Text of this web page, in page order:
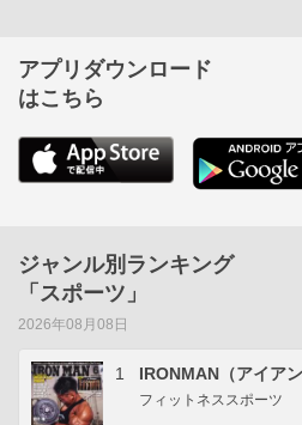
アプリダウンロード
はこちら
ジャンル別ランキング
「スポーツ」
2026年08月08日
1 IRONMAN（アイア
フィットネススポーツ